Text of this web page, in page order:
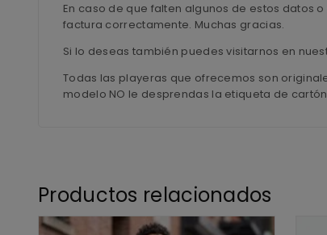
En caso de que falten algunos de estos datos
factura correctamente. Muchas gracias.
Si lo deseas también puedes visitarnos en
Todas las playeras que ofrecemos son
modelo NO le desprendas la etiqueta de
Productos relacionados